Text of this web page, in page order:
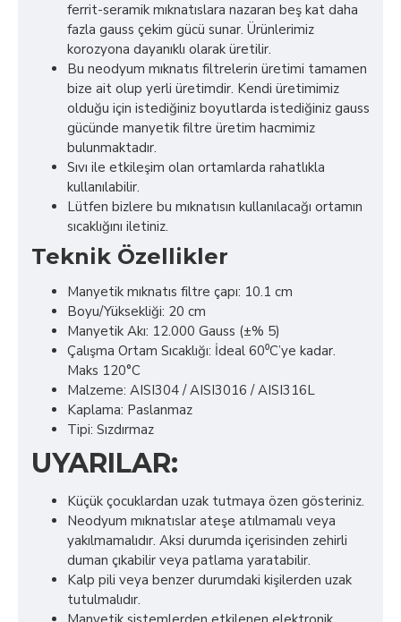
ferrit-seramik mıknatıslara nazaran beş kat daha
fazla gauss çekim gücü sunar. Ürünlerimiz
korozyona dayanıklı olarak üretilir.
Bu neodyum mıknatıs filtrelerin üretimi tamamen
bize ait olup yerli üretimdir. Kendi üretimimiz
olduğu için istediğiniz boyutlarda istediğiniz gauss
gücünde manyetik filtre üretim hacmimiz
bulunmaktadır.
Sıvı ile etkileşim olan ortamlarda rahatlıkla
kullanılabilir.
Lütfen bizlere bu mıknatısın kullanılacağı ortamın
sıcaklığını iletiniz.
Teknik Özellikler
Manyetik mıknatıs filtre çapı: 10.1 cm
Boyu/Yüksekliği: 20 cm
Manyetik Akı: 12.000 Gauss (±% 5)
Çalışma Ortam Sıcaklığı: İdeal 60⁰C’ye kadar.
Maks 120°C
Malzeme: AISI304 / AISI3016 / AISI316L
Kaplama: Paslanmaz
Tipi: Sızdırmaz
UYARILAR:
Küçük çocuklardan uzak tutmaya özen gösteriniz.
Neodyum mıknatıslar ateşe atılmamalı veya
yakılmamalıdır. Aksi durumda içerisinden zehirli
duman çıkabilir veya patlama yaratabilir.
Kalp pili veya benzer durumdaki kişilerden uzak
tutulmalıdır.